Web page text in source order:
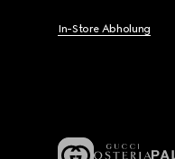
In-Store Abholung